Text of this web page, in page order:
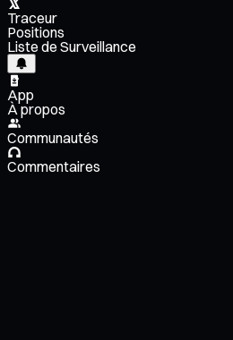
Traceur
Positions
Liste de Surveillance
App
À propos
Communautés
Commentaires